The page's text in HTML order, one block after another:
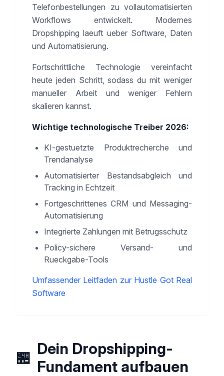
Telefonbestellungen zu vollautomatisierten
Workflows entwickelt. Modernes
Dropshipping laeuft ueber Software, Daten
und Automatisierung.
Fortschrittliche Technologie vereinfacht
heute jeden Schritt, sodass du mit weniger
manueller Arbeit und weniger Fehlern
skalieren kannst.
Wichtige technologische Treiber 2026:
KI-gestuetzte Produktrecherche und
Trendanalyse
Automatisierter Bestandsabgleich und
Tracking in Echtzeit
Fortgeschrittenes CRM und Messaging-
Automatisierung
Integrierte Zahlungen mit Betrugsschutz
Policy-sichere Versand- und
Rueckgabe-Tools
Umfassender Leitfaden zur Hustle Got Real
Software
🏪 Dein Dropshipping-
Fundament aufbauen